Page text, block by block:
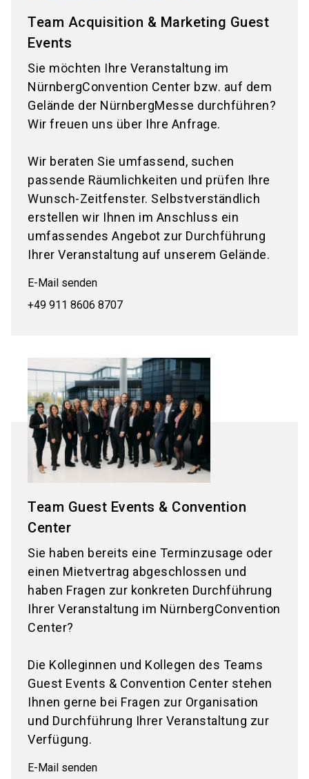
Team Acquisition & Marketing Guest
Events
Sie möchten Ihre Veranstaltung im
NürnbergConvention Center bzw. auf dem
Gelände der NürnbergMesse durchführen?
Wir freuen uns über Ihre Anfrage.
Wir beraten Sie umfassend, suchen
passende Räumlichkeiten und prüfen Ihre
Wunsch-Zeitfenster. Selbstverständlich
erstellen wir Ihnen im Anschluss ein
umfassendes Angebot zur Durchführung
Ihrer Veranstaltung auf unserem Gelände.
E-Mail senden
+49 911 8606 8707
Team Guest Events & Convention
Center
Sie haben bereits eine Terminzusage oder
einen Mietvertrag abgeschlossen und
haben Fragen zur konkreten Durchführung
Ihrer Veranstaltung im NürnbergConvention
Center?
Die Kolleginnen und Kollegen des Teams
Guest Events & Convention Center stehen
Ihnen gerne bei Fragen zur Organisation
und Durchführung Ihrer Veranstaltung zur
Verfügung.
E-Mail senden